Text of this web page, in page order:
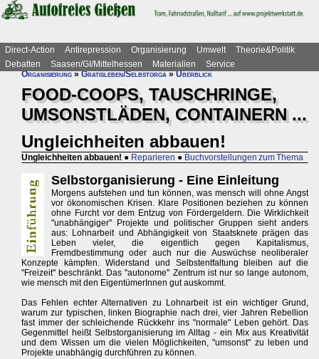
Direct-Action Antirepression Organisierung Umwelt
Theorie&Politik
Debatten
Saasen/GI/Mittelhessen Materialien
Service
Organisierung»Gratisleben/Selbstorga»Überblick
FOOD-COOPS, TAUSCHRINGE,
UMSONSTLÄDEN, CONTAINERN ...
Ungleichheiten abbauen!
Ungleichheiten abbauen! ● Reparieren ● Buchvorstellungen zum Thema
Selbstorganisierung - Eine Einleitung
Morgens aufstehen und tun können, was mensch will ohne Angst
vor ökonomischen Krisen. Klare Positionen beziehen zu können
ohne Furcht vor dem Entzug von Fördergeldern. Die Wirklichkeit
"unabhängiger" Projekte und politischer Gruppen sieht anders
aus: Lohnarbeit und Abhängigkeit von Staatsknete prägen das
Leben vieler, die eigentlich gegen Kapitalismus,
Fremdbestimmung oder auch nur die Auswüchse neoliberaler
Konzepte kämpfen. Widerstand und Selbstentfaltung bleiben auf die
"Freizeit" beschränkt. Das "autonome" Zentrum ist nur so lange autonom,
wie mensch mit den EigentümerInnen gut auskommt.
Das Fehlen echter Alternativen zu Lohnarbeit ist ein wichtiger Grund,
warum zur typischen, linken Biographie nach drei, vier Jahren Rebellion
fast immer der schleichende Rückkehr ins "normale" Leben gehört. Das
Gegenmittel heißt Selbstorganisierung im Alltag - ein Mix aus Kreativität
und dem Wissen um die vielen Möglichkeiten, "umsonst" zu leben und
Projekte unabhängig durchführen zu können.